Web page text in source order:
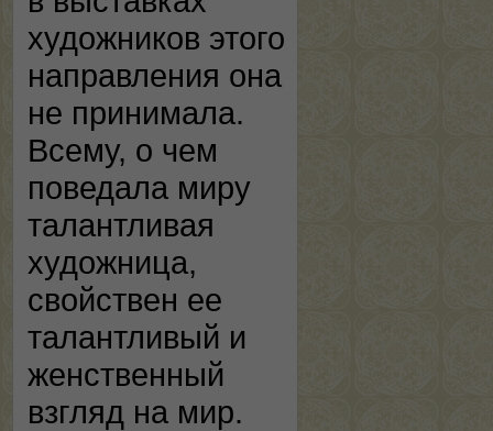
художников этого
направления она
не принимала.
Всему, о чем
поведала миру
талантливая
художница,
свойствен ее
талантливый и
женственный
взгляд на мир.